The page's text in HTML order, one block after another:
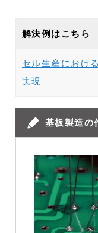
解決例はこちら
セル生産におけ
実現
基板製造の